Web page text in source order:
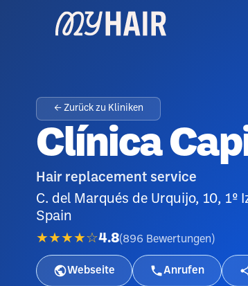
← Zurück zu Kliniken
Clínica
Hair replacement service
C. del Marqués de Urquijo, 10,
Spain
★★★★☆4.8(896 Bewertungen )
Webseite Anrufen